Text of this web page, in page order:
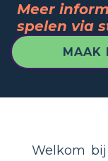
Meer
spelen via
MAAK
Welkom